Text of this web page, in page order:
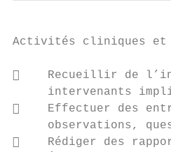
Activités cliniques et
    Recueillir de
intervenants
    Effectuer des
observations,
    Rédiger des